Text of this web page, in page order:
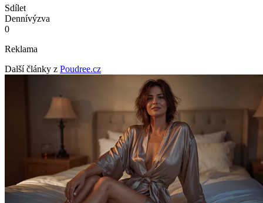
Sdílet
Dennívýzva
0
Reklama
Další články z Poudree.cz